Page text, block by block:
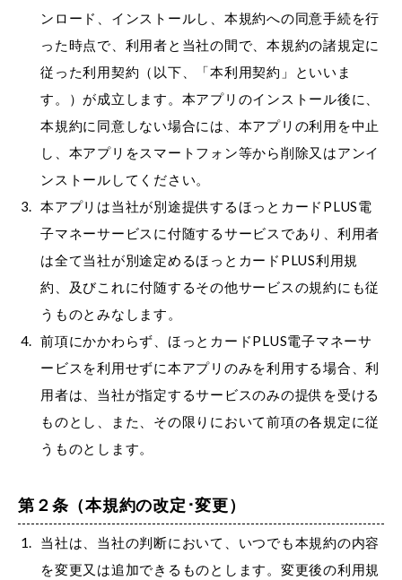
ンロード、インストールし、本規約への同意手続を行
った時点で、利用者と当社の間で、本規約の諸規定に
従った利用契約（以下、「本利用契約」といいま
す。）が成立します。本アプリのインストール後に、
本規約に同意しない場合には、本アプリの利用を中止
し、本アプリをスマートフォン等から削除又はアンイ
ンストールしてください。
本アプリは当社が別途提供するほっとカードPLUS電
子マネーサービスに付随するサービスであり、利用者
は全て当社が別途定めるほっとカードPLUS利用規
約、及びこれに付随するその他サービスの規約にも従
うものとみなします。
前項にかかわらず、ほっとカードPLUS電子マネーサ
ービスを利用せずに本アプリのみを利用する場合、利
用者は、当社が指定するサービスのみの提供を受ける
ものとし、また、その限りにおいて前項の各規定に従
うものとします。
第２条（本規約の改定･変更）
当社は、当社の判断において、いつでも本規約の内容
を変更又は追加できるものとします。変更後の利用規